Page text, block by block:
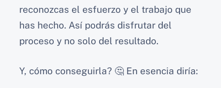
reconozcas el esfuerzo y el trabajo que
has hecho. Así podrás disfrutar del
proceso y no solo del resultado.
Y, cómo conseguirla? 🤔 En esencia diría: